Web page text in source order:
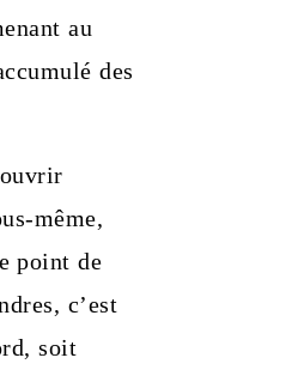
au
des
point de
c’est
soit